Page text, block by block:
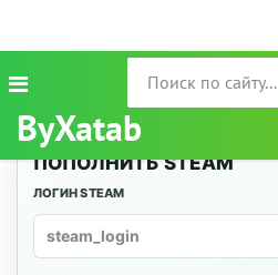
ByXatab
ПОПОЛНИТЬ STEAM
ЛОГИН STEAM